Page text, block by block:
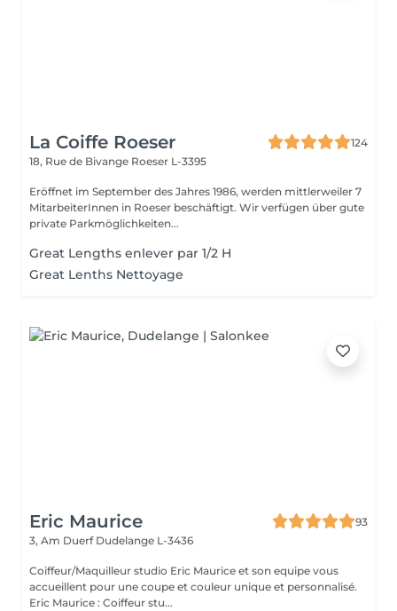
La Coiffe Roeser
124
18, Rue de Bivange Roeser L-3395
Eröffnet im September des Jahres 1986, werden mittlerweiler 7
MitarbeiterInnen in Roeser beschäftigt. Wir verfügen über gute
private Parkmöglichkeiten...
Great Lengths enlever par 1/2 H
Great Lenths Nettoyage
Eric Maurice
93
3, Am Duerf Dudelange L-3436
Coiffeur/Maquilleur studio Eric Maurice et son equipe vous
accueillent pour une coupe et couleur unique et personnalisé.
Eric Maurice : Coiffeur stu...